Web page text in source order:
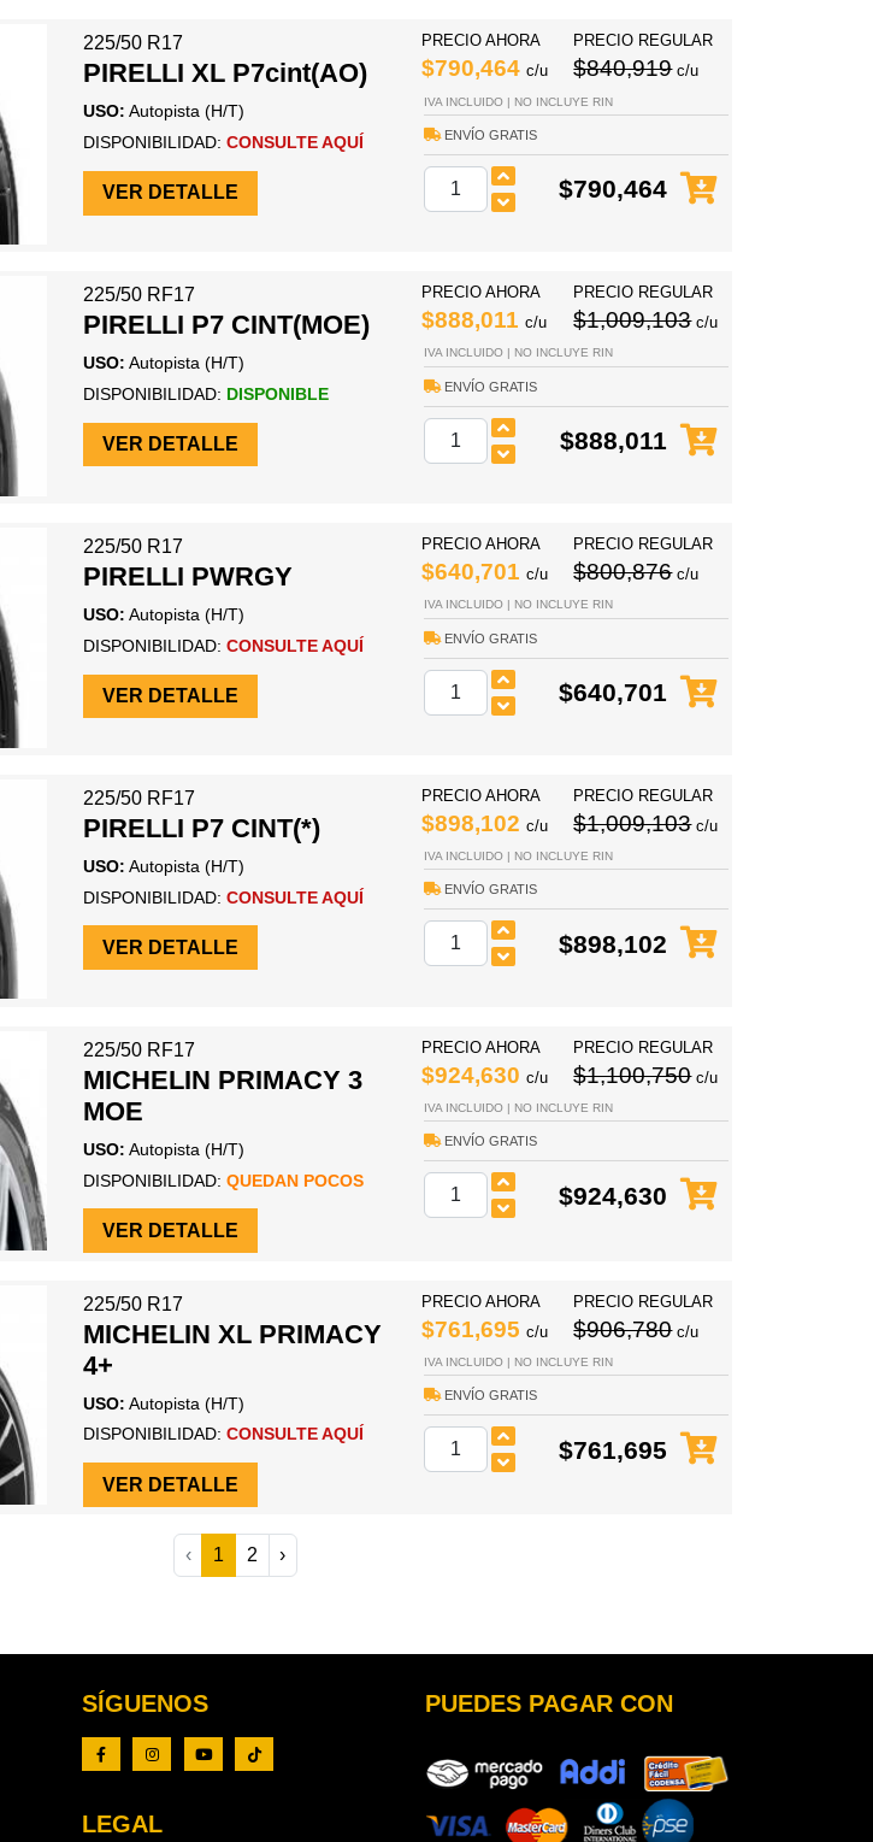
225/50 R17
PIRELLI XL P7cint(AO)
USO: Autopista (H/T)
DISPONIBILIDAD: CONSULTE AQUÍ
VER DETALLE
PRECIO AHORA
$790,464 c/u
PRECIO REGULAR
$840,919c/u
IVA INCLUIDO | NO INCLUYE RIN
ENVÍO GRATIS
$790,464
225/50 RF17
PIRELLI P7 CINT(MOE)
USO: Autopista (H/T)
DISPONIBILIDAD: DISPONIBLE
VER DETALLE
PRECIO AHORA
$888,011 c/u
PRECIO REGULAR
$1,009,103c/u
IVA INCLUIDO | NO INCLUYE RIN
ENVÍO GRATIS
$888,011
225/50 R17
PIRELLI PWRGY
USO: Autopista (H/T)
DISPONIBILIDAD: CONSULTE AQUÍ
VER DETALLE
PRECIO AHORA
$640,701 c/u
PRECIO REGULAR
$800,876c/u
IVA INCLUIDO | NO INCLUYE RIN
ENVÍO GRATIS
$640,701
225/50 RF17
PIRELLI P7 CINT(*)
USO: Autopista (H/T)
DISPONIBILIDAD: CONSULTE AQUÍ
VER DETALLE
PRECIO AHORA
$898,102 c/u
PRECIO REGULAR
$1,009,103c/u
IVA INCLUIDO | NO INCLUYE RIN
ENVÍO GRATIS
$898,102
225/50 RF17
MICHELIN PRIMACY 3
MOE
USO: Autopista (H/T)
DISPONIBILIDAD: QUEDAN POCOS
VER DETALLE
PRECIO AHORA
$924,630 c/u
PRECIO REGULAR
$1,100,750c/u
IVA INCLUIDO | NO INCLUYE RIN
ENVÍO GRATIS
$924,630
225/50 R17
MICHELIN XL PRIMACY
4+
USO: Autopista (H/T)
DISPONIBILIDAD: CONSULTE AQUÍ
VER DETALLE
PRECIO AHORA
$761,695 c/u
PRECIO REGULAR
$906,780c/u
IVA INCLUIDO | NO INCLUYE RIN
ENVÍO GRATIS
$761,695
‹ 1 2 ›
SÍGUENOS
LEGAL
PUEDES PAGAR CON